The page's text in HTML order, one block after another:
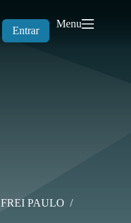
Entrar
Menu
FREI PAULO /